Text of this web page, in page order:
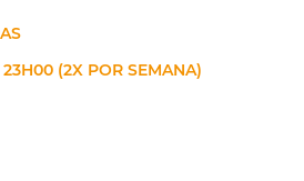
(2X POR SEMANA)